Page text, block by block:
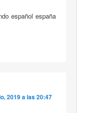
español españa
2019 a las 20:47